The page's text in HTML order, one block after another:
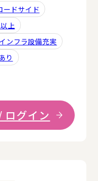
ードサイド
上
インフラ設備充実
り
ログイン